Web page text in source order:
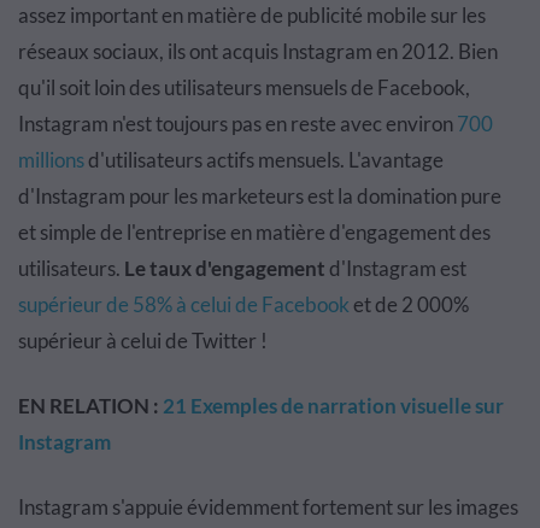
assez important en matière de publicité mobile sur les
réseaux sociaux, ils ont acquis Instagram en 2012. Bien
qu'il soit loin des utilisateurs mensuels de Facebook,
Instagram n'est toujours pas en reste avec environ700
millionsd'utilisateurs actifs mensuels. L'avantage
d'Instagram pour les marketeurs est la domination pure
et simple de l'entreprise en matière d'engagement des
utilisateurs. Le taux d'engagement d'Instagram est
supérieur de 58% à celui de Facebook et de 2 000%
supérieur à celui de Twitter !
EN RELATION : 21 Exemples de narration visuelle sur
Instagram
Instagram s'appuie évidemment fortement sur les images